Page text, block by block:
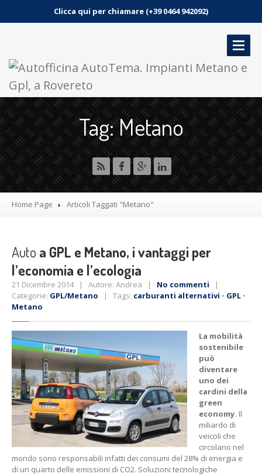
Clicca qui per chiamare (+39 0464 942092)
HOME
SERVIZI
GALLERIA
NEWS
Tag: Metano
Home Page Articoli Taggati "Metano"
Auto a GPL e Metano, i vantaggi per
l’economia e l’ecologia
21 Dicembre 2014 | Autore: Andrea | No commenti |
Categorie: GPL/Metano | Tags: carburanti alternativi • GPL •
Metano
La mobilità
sostenibile
può
diventare
uno dei
cardini della
green
economy. Il
miliardo di
veicoli che
circolano nel
mondo sono responsabili infatti dei consumi del 28% di energia e
di un quarto delle emissioni di CO2. Soluzioni tecnologiche